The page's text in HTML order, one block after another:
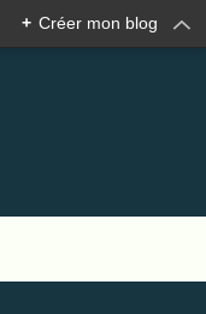
+ Créer mon blog